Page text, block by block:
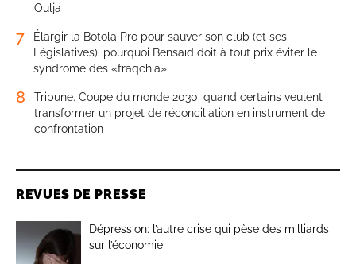
Oulja
7
Élargir la Botola Pro pour sauver son club (et ses
Législatives): pourquoi Bensaïd doit à tout prix éviter le
syndrome des «fraqchia»
8
Tribune. Coupe du monde 2030: quand certains veulent
transformer un projet de réconciliation en instrument de
confrontation
REVUES DE PRESSE
Dépression: l’autre crise qui pèse des milliards
sur l’économie